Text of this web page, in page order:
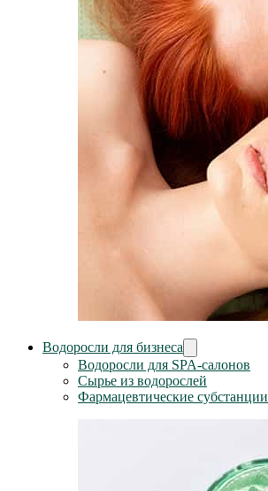
Водоросли для бизнеса
Водоросли для SPA-салонов
Сырье из водорослей
Фармацевтические субстанции